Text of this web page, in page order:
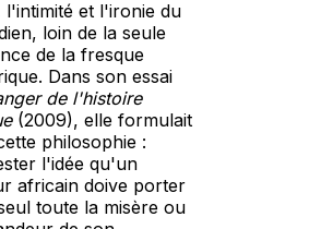
l'intimité et l'ironie du
loin de la seule
de la fresque
Dans son essai
de l'histoire
(2009), elle formulait
philosophie :
l'idée qu'un
africain doive porter
toute la misère ou